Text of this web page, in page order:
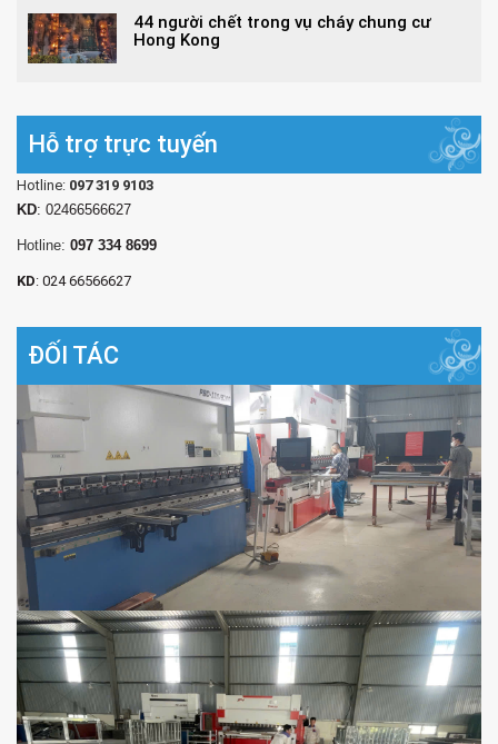
44 người chết trong vụ cháy chung cư
Hong Kong
Hỗ trợ trực tuyến
Hotline: 097 319 9103
KD: 02466566627
Hotline: 097 334 8699
KD: 024 66566627
ĐỐI TÁC